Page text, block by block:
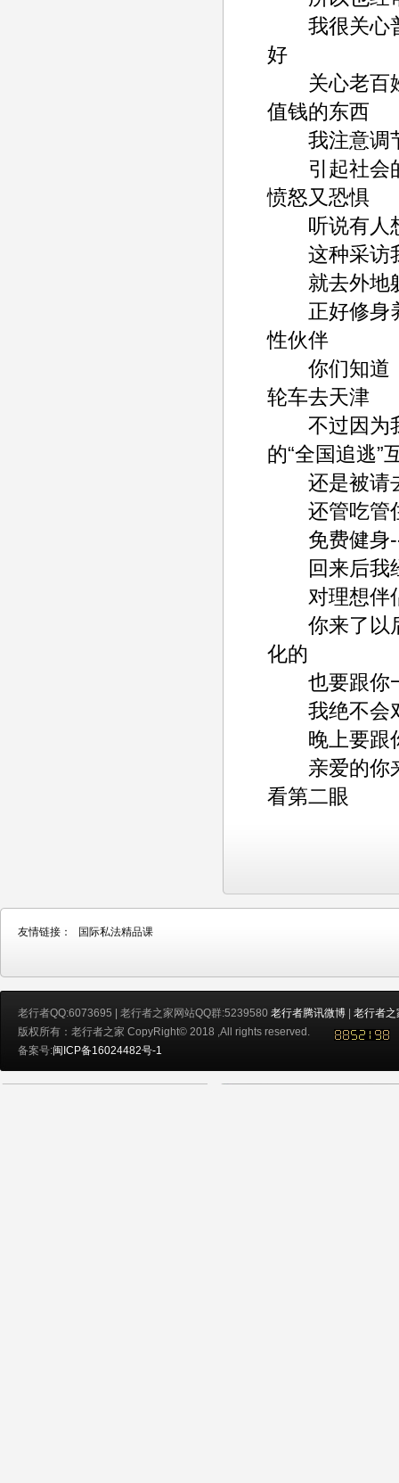
我很关心普
好
关心老百姓
值钱的东西
我注意调节
引起社会的
愤怒又恐惧
听说有人想
这种采访我
就去外地躲
正好修身养
性伙伴
你们知道，
轮车去天津
不过因为我
的“全国追逃”
还是被请去
还管吃管住
免费健身
回来后我经
对理想伴侣
你来了以后
化的
也要跟你一
我绝不会对
晚上要跟你
亲爱的你来
看第二眼
友情链接： 国际私法精品课
老行者QQ:6073695 | 老行者之家网站QQ群:5239580 老行者腾讯微博 | 老行者之
版权所有：老行者之家 CopyRight© 2018 ,All rights reserved.
备案号:闽ICP备16024482号-1